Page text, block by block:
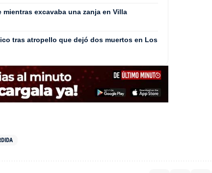
mientras excavaba una zanja en Villa
tras atropello que dejó dos muertos en Los